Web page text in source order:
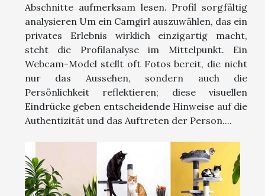
Abschnitte aufmerksam lesen. Profil sorgfältig
analysieren Um ein Camgirl auszuwählen, das ein
privates Erlebnis wirklich einzigartig macht,
steht die Profilanalyse im Mittelpunkt. Ein
Webcam-Model stellt oft Fotos bereit, die nicht
nur das Aussehen, sondern auch die
Persönlichkeit reflektieren; diese visuellen
Eindrücke geben entscheidende Hinweise auf die
Authentizität und das Auftreten der Person....